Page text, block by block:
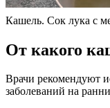
Кашель. Сок лука с
От какого
Врачи рекомендуют
заболеваний на